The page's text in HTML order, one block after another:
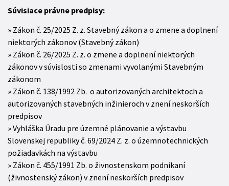
Súvisiace právne predpisy:
Zákon č. 25/2025 Z. z. Stavebný zákon a o zmene a doplnení
niektorých zákonov (Stavebný zákon)
Zákon č. 26/2025 Z. z. o zmene a doplnení niektorých
zákonov v súvislosti so zmenami vyvolanými Stavebným
zákonom
Zákon č. 138/1992 Zb. o autorizovaných architektoch a
autorizovaných stavebných inžinieroch v znení neskorších
predpisov
Vyhláška Úradu pre územné plánovanie a výstavbu
Slovenskej republiky č. 69/2024 Z. z. o územnotechnických
požiadavkách na výstavbu
Zákon č. 455/1991 Zb. o živnostenskom podnikaní
(živnostenský zákon) v znení neskorších predpisov